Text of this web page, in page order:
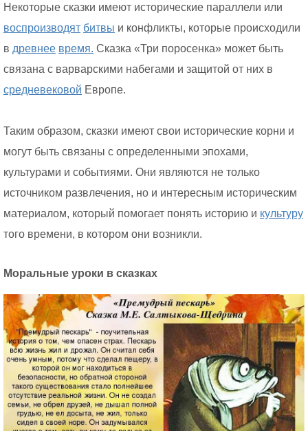
Некоторые сказки имеют исторические параллели или
воспроизводят битвы и конфликты, которые происходили
в древнее время. Сказка «Три поросенка» может быть
связана с варварскими набегами и защитой от них в
средневековой Европе.
Таким образом, сказки имеют свои исторические корни и
могут быть связаны с определенными эпохами,
культурами и событиями. Они являются не только
источником развлечения, но и интересным историческим
материалом, который помогает понять историю и культуру
того времени, в котором они возникли.
Моральные уроки в сказках